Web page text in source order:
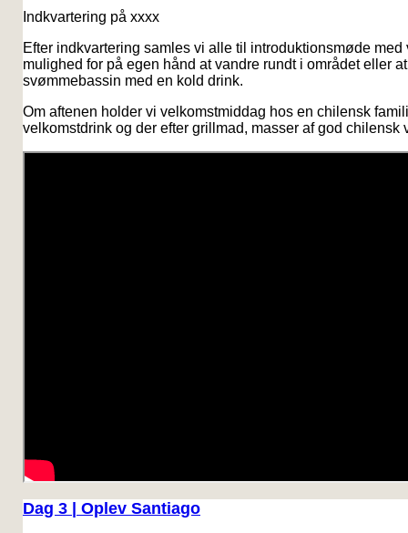
Indkvartering på xxxx
Efter indkvartering samles vi alle til introduktionsmøde
mulighed for på egen hånd at vandre rundt i området eller
svømmebassin med en kold drink.
Om aftenen holder vi velkomstmiddag hos en chilensk
velkomstdrink og der efter grillmad, masser af god chilensk
Dag 3 | Oplev Santiago